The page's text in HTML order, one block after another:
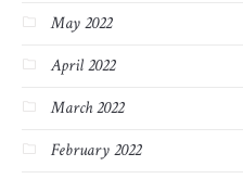
May 2022
April 2022
March 2022
February 2022